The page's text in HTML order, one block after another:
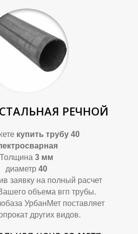
РЕЧНОЙ
купить трубу 40
Толщина 3 мм
диаметр 40
заявку на полный расчет
объема вгп трубы.
УрбанМет поставляет
других видов.